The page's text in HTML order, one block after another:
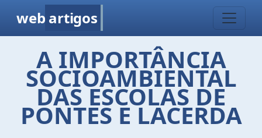
web artigos
A IMPORTÂNCIA
SOCIOAMBIENTAL
DAS ESCOLAS DE
PONTES E LACERDA